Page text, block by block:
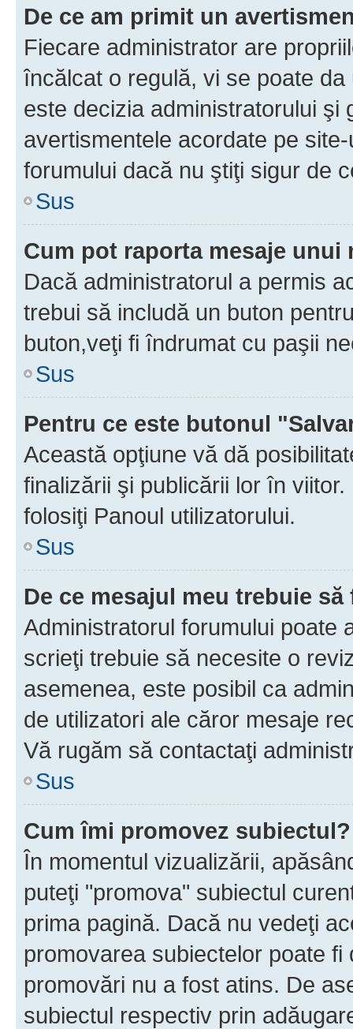
De ce am primit un
Fiecare administrator are
încălcat o regulă, vi se poate
este decizia administratorului şi
avertismentele acordate pe
forumului dacă nu ştiţi sigur de
Sus
Cum pot raporta mesaje unui
Dacă administratorul a permis
trebui să includă un buton
buton,veţi fi îndrumat cu paşii
Sus
Pentru ce este butonul
Această opţiune vă dă
finalizării şi publicării lor în
folosiţi Panoul utilizatorului.
Sus
De ce mesajul meu trebuie
Administratorul forumului poate
scrieţi trebuie să necesite o
asemenea, este posibil ca
de utilizatori ale căror mesaje
Vă rugăm să contactaţi
Sus
Cum îmi promovez subiectul?
În momentul vizualizării,
puteţi "promova" subiectul
prima pagină. Dacă nu vedeţi
promovarea subiectelor poate
promovări nu a fost atins. De
subiectul respectiv prin